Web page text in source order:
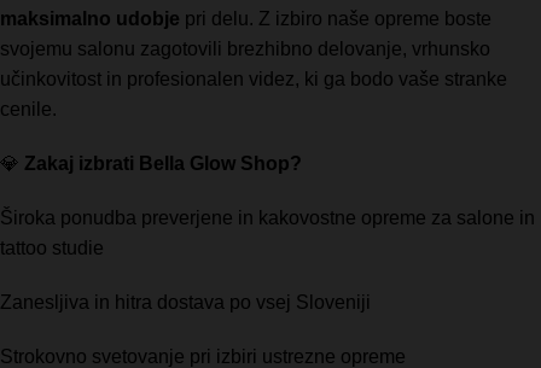
maksimalno udobje pri delu. Z izbiro naše opreme boste
svojemu salonu zagotovili brezhibno delovanje, vrhunsko
učinkovitost in profesionalen videz, ki ga bodo vaše stranke
cenile.
💎 Zakaj izbrati Bella Glow Shop?
Široka ponudba preverjene in kakovostne opreme za salone in
tattoo studie
Zanesljiva in hitra dostava po vsej Sloveniji
Strokovno svetovanje pri izbiri ustrezne opreme